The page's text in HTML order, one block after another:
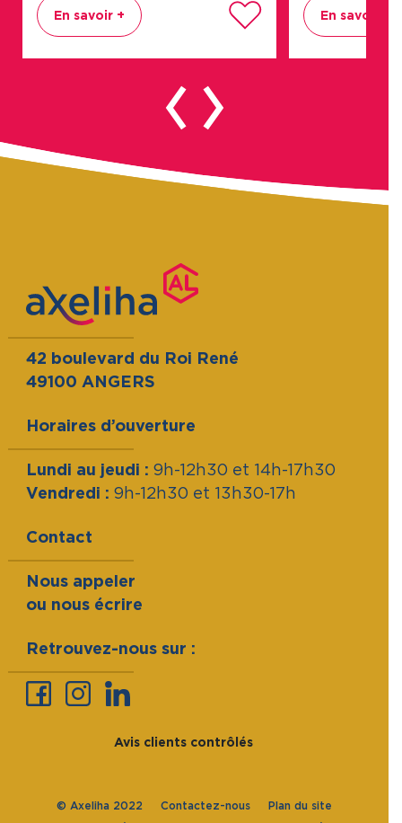
En savoir + En savoir +
42 boulevard du Roi René
49100 ANGERS
Horaires d’ouverture
Lundi au jeudi : 9h-12h30 et 14h-17h30
Vendredi : 9h-12h30 et 13h30-17h
Contact
Nous appeler
ou nous écrire
Retrouvez-nous sur :
Avis clients contrôlés
© Axeliha 2022 Contactez-nous
Plan du site